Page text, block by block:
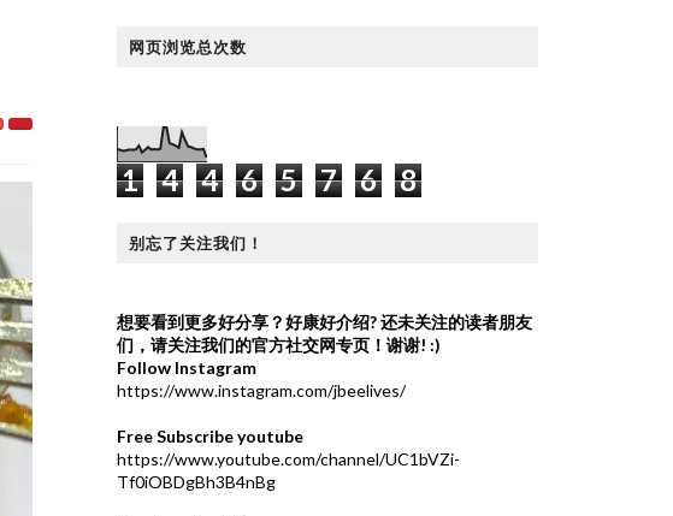
网页浏览总次数
1 4 4 6 5 7 6 8
别忘了关注我们！
想要看到更多好分享？好康好介绍?还未关注的读者朋友
们，请关注我们的官方社交网专页！谢谢! :)
Follow Instagram
https://www.instagram.com/jbeelives/
Free Subscribe youtube
https://www.youtube.com/channel/UC1bVZi-
Tf0iOBDgBh3B4nBg